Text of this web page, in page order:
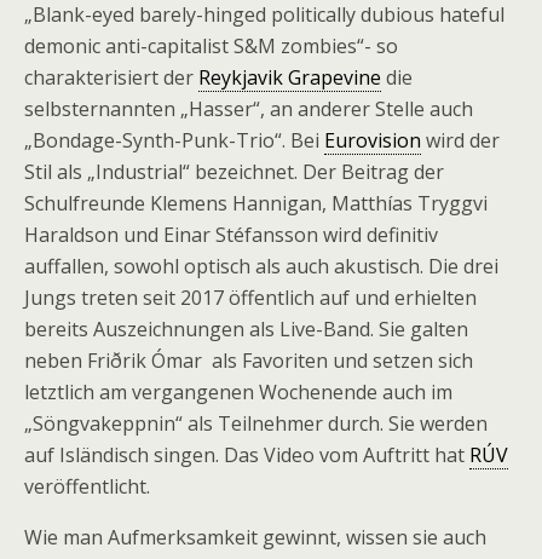
„Blank-eyed barely-hinged politically dubious hateful
demonic anti-capitalist S&M zombies“- so
charakterisiert der Reykjavik Grapevine die
selbsternannten „Hasser“, an anderer Stelle auch
„Bondage-Synth-Punk-Trio“. Bei Eurovision wird der
Stil als „Industrial“ bezeichnet. Der Beitrag der
Schulfreunde Klemens Hannigan, Matthías Tryggvi
Haraldson und Einar Stéfansson wird definitiv
auffallen, sowohl optisch als auch akustisch. Die drei
Jungs treten seit 2017 öffentlich auf und erhielten
bereits Auszeichnungen als Live-Band. Sie galten
neben Friðrik Ómar als Favoriten und setzen sich
letztlich am vergangenen Wochenende auch im
„Söngvakeppnin“ als Teilnehmer durch. Sie werden
auf Isländisch singen. Das Video vom Auftritt hat RÚV
veröffentlicht.
Wie man Aufmerksamkeit gewinnt, wissen sie auch